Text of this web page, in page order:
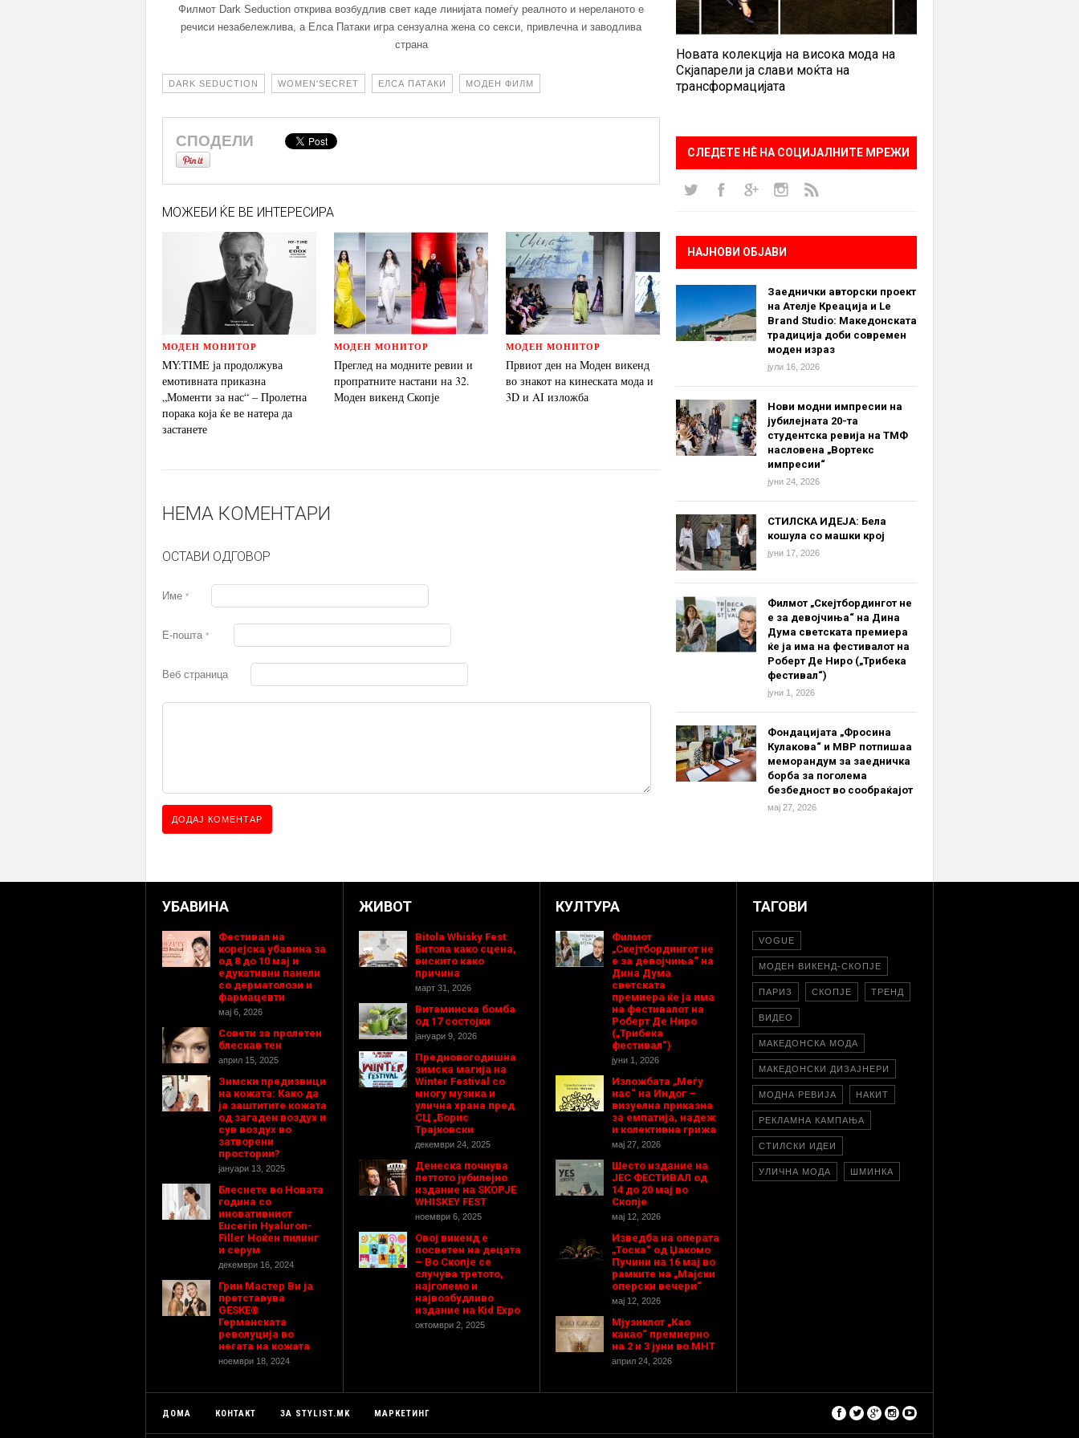
Филмот Dark Seduction открива возбудлив свет каде линијата помеѓу реалното и нереланото е
речиси незабележлива, а Елса Патаки игра сензуална жена со секси, привлечна и заводлива
страна
DARK SEDUCTION WOMEN'SECRET ЕЛСА ПАТАКИ МОДЕН ФИЛМ
СПОДЕЛИ
МОЖЕБИ ЌЕ ВЕ ИНТЕРЕСИРА
МОДЕН МОНИТОР
MY:TIME ја продолжува
емотивната приказна
„Моменти за нас“ – Пролетна
порака која ќе ве натера да
застанете
МОДЕН МОНИТОР
Преглед на модните ревии и
пропратните настани на 32.
Моден викенд Скопје
МОДЕН МОНИТОР
Првиот ден на Моден викенд
во знакот на кинеската мода и
3D и AI изложба
НЕМА КОМЕНТАРИ
ОСТАВИ ОДГОВОР
Име *
Е-пошта *
Веб страница
Новата колекција на висока мода на
Скјапарели ја слави моќта на
трансформацијата
СЛЕДЕТЕ НÈ НА СОЦИЈАЛНИТЕ МРЕЖИ
НАЈНОВИ ОБЈАВИ
Заеднички авторски проект
на Ателје Креација и Le
Brand Studio: Македонската
традиција доби современ
моден израз
јули 16, 2026
Нови модни импресии на
јубилејната 20-та
студентска ревија на ТМФ
насловена „Вортекс
импресии“
јуни 24, 2026
СТИЛСКА ИДЕЈА: Бела
кошула со машки крој
јуни 17, 2026
Филмот „Скејтбордингот не
е за девојчиња“ на Дина
Дума светската премиера
ќе ја има на фестивалот на
Роберт Де Ниро („Трибека
фестивал“)
јуни 1, 2026
Фондацијата „Фросина
Кулакова“ и МВР потпишаа
меморандум за заедничка
борба за поголема
безбедност во сообраќајот
мај 27, 2026
УБАВИНА
Фестивал на
корејска убавина за
од 8 до 10 мај и
едукативни панели
со дерматолози и
фармацевти
мај 6, 2026
Совети за пролетен
блескав тен
април 15, 2025
Зимски предизвици
на кожата: Како да
ја заштитите кожата
од загаден воздух и
сув воздух во
затворени
простории?
јануари 13, 2025
Блеснете во Новата
година со
иновативниот
Eucerin Hyaluron-
Filler Ноќен пилинг
и серум
декември 16, 2024
Грин Мастер Ви ја
претставува
GESKE®
Германската
револуција во
негата на кожата
ноември 18, 2024
ЖИВОТ
Bitola Whisky Fest:
Битола како сцена,
вискито како
причина
март 31, 2026
Витаминска бомба
од 17 состојки
јануари 9, 2026
Предновогодишнa
зимска магија на
Winter Festival со
многу музика и
улична храна пред
СЦ „Борис
Трајковски
декември 24, 2025
Денеска почнува
петтото јубилејно
издание на SKOPJE
WHISKEY FEST
ноември 6, 2025
Овој викенд е
посветен на децата
– Во Скопје се
случува третото,
најголемо и
највозбудливо
издание на Kid Expo
октомври 2, 2025
КУЛТУРА
Филмот
„Скејтбордингот не
е за девојчиња“ на
Дина Дума
светската
премиера ќе ја има
на фестивалот на
Роберт Де Ниро
(„Трибека
фестивал“)
јуни 1, 2026
Изложбата „Меѓу
нас“ на Индог –
визуелна приказна
за емпатија, надеж
и колективна грижа
мај 27, 2026
Шесто издание на
ЈЕС ФЕСТИВАЛ од
14 до 20 мај во
Скопје
мај 12, 2026
Изведба на операта
„Тоска“ од Џакомо
Пучини на 16 мај во
рамките на „Мајски
оперски вечери“
мај 12, 2026
Мјузиклот „Као
какао“ премиерно
на 2 и 3 јуни во МНТ
април 24, 2026
ТАГОВИ
VOGUE
МОДЕН ВИКЕНД-СКОПЈЕ
ПАРИЗ СКОПЈЕ ТРЕНД
ВИДЕО
МАКЕДОНСКА МОДА
МАКЕДОНСКИ ДИЗАЈНЕРИ
МОДНА РЕВИЈА НАКИТ
РЕКЛАМНА КАМПАЊА
СТИЛСКИ ИДЕИ
УЛИЧНА МОДА ШМИНКА
ДОМА КОНТАКТ ЗА STYLIST.MK МАРКЕТИНГ